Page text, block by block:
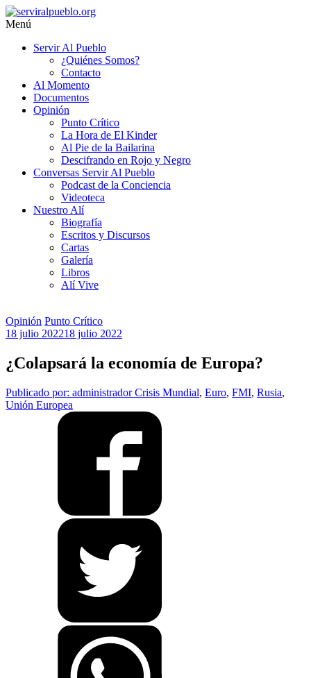
Saltar
al
#SomosServirAlPueblo
Menú
Servir Al Pueblo
¿Quiénes Somos?
Contacto
Al Momento
Documentos
Opinión
Punto Crítico
La Hora de El Kinder
Al Pie de la Bailarina
Descifrando en Rojo y Negro
Conversas Servir Al Pueblo
Podcast de la Conciencia
Videoteca
Nuestro Alí
Biografía
Escritos y Discursos
Cartas
Galería
Libros
Alí Vive
Opinión Punto Crítico
18 julio 202218 julio 2022
¿Colapsará la economía de Europa?
Publicado por: administradorCrisis Mundial, Euro, FMI, Rusia,
Unión Europea